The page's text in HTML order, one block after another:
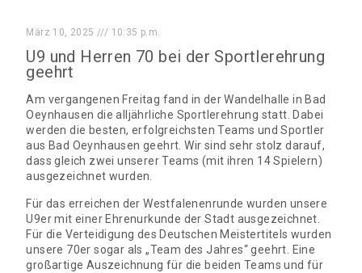
März 10, 2025 10:35 p.m.
U9 und Herren 70 bei der Sportlerehrung
geehrt
Am vergangenen Freitag fand in der Wandelhalle in Bad
Oeynhausen die alljährliche Sportlerehrung statt. Dabei
werden die besten, erfolgreichsten Teams und Sportler
aus Bad Oeynhausen geehrt. Wir sind sehr stolz darauf,
dass gleich zwei unserer Teams (mit ihren 14 Spielern)
ausgezeichnet wurden.
Für das erreichen der Westfalenenrunde wurden unsere
U9er mit einer Ehrenurkunde der Stadt ausgezeichnet.
Für die Verteidigung des Deutschen Meistertitels wurden
unsere 70er sogar als „Team des Jahres“ geehrt. Eine
großartige Auszeichnung für die beiden Teams und für